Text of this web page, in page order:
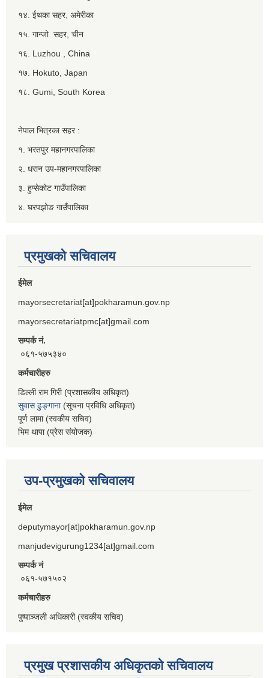
१४. ईथका सहर, अमेरीका
१५. गान्जो सहर, चीन
१६. Luzhou , China
१७. Hokuto, Japan
१८. Gumi, South Korea
नेपाल भित्रका सहर :
१. भरतपुर महानगरपालिका
२. धरान उप-महानगरपालिका
३. हुप्सेकोट गाउँपालिका
४. घरपझोङ गाउँपालिका
प्रमुखको सचिवालय
ईमेल
mayorsecretariat[at]pokharamun.gov.np
mayorsecretariatpmc[at]gmail.com
सम्पर्क नं.
०६१-५७५३४०
कर्मचारीहरु
डिल्ली राम गिरी (प्रशासकीय अधिकृत)
सुवास ढुङ्गाना(सूचना प्रविधि अधिकृत)
पूर्ण लामा (स्वकीय सचिव)
भिम थापा (प्रेस संयोजक)
उप-प्रमुखको सचिवालय
ईमेल
deputymayor[at]pokharamun.gov.np
manjudevigurung1234[at]gmail.com
सम्पर्क नं
०६१-५७१५०२
कर्मचारीहरु
पुष्पाञ्जली अधिकारी (स्वकीय सचिव)
प्रमुख प्रशासकीय अधिकृतको सचिवालय